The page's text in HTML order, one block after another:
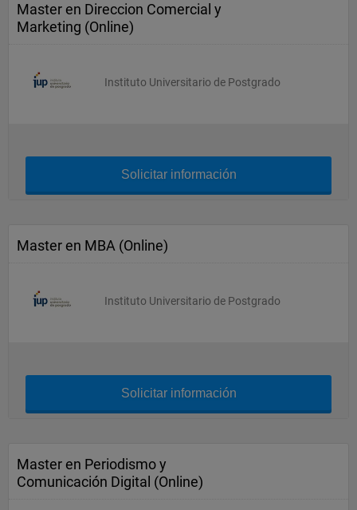
Master en Direccion Comercial y
Marketing (Online)
Instituto Universitario de Postgrado
Solicitar información
Master en MBA (Online)
Instituto Universitario de Postgrado
Solicitar información
Master en Periodismo y
Comunicación Digital (Online)